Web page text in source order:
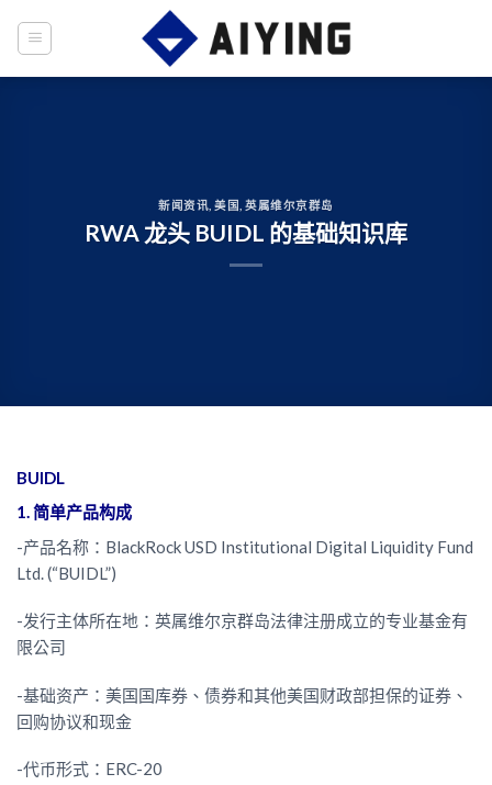
新闻资讯 ,美国 ,英属维尔京群岛
RWA 龙头 BUIDL 的基础知识库
BUIDL
1. 简单产品构成
-产品名称：BlackRock USD Institutional Digital Liquidity Fund
Ltd. (“BUIDL”)
-发行主体所在地：英属维尔京群岛法律注册成立的专业基金有
限公司
-基础资产：美国国库券、债券和其他美国财政部担保的证券、
回购协议和现金
-代币形式：ERC-20